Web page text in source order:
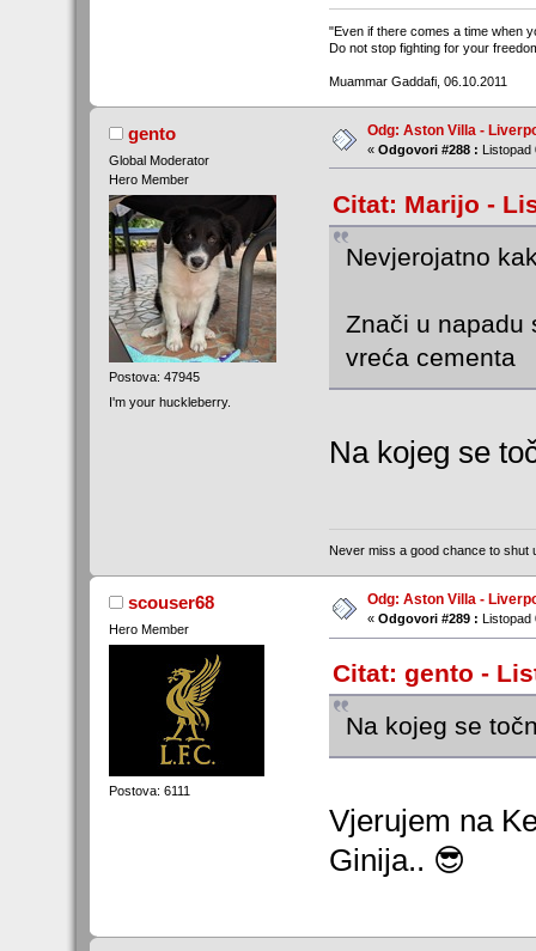
"Even if there comes a time when
Do not stop fighting for your
Muammar Gaddafi, 06.10.2011
gento
Global Moderator
Hero Member
Postova: 47945
I'm your huckleberry.
Odg: Aston Villa -
« Odgovori #288 : Listopad
Citat: Marijo -
Nevjerojatno
Znači u napadu
vreća cementa
Na kojeg se
Never miss a good chance to shut
scouser68
Hero Member
Postova: 6111
Odg: Aston Villa -
« Odgovori #289 : Listopad
Citat: gento -
Na kojeg se
Vjerujem na
Ginija.. 😎